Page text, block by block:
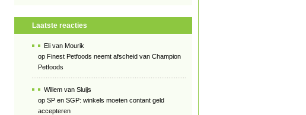
Laatste reacties
Eli van Mourik
op Finest Petfoods neemt afscheid van Champion
Petfoods
Willem van Sluijs
op SP en SGP: winkels moeten contant geld
accepteren